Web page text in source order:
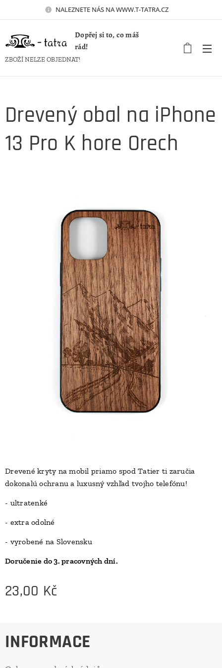
NALEZNETE NÁS NA WWW.T-TATRA.CZ 🚀
Dopřej si to, co máš
rád!
ZBOŽÍ NELZE OBJEDNAT!
Drevený obal na iPhone
13 Pro K hore Orech
Drevené kryty na mobil priamo spod Tatier ti zaručia
dokonalú ochranu a luxusný vzhľad tvojho telefónu!
- ultratenké
- extra odolné
- vyrobené na Slovensku
Doručenie do 3. pracovných dní.
23,00 Kč
INFORMACE